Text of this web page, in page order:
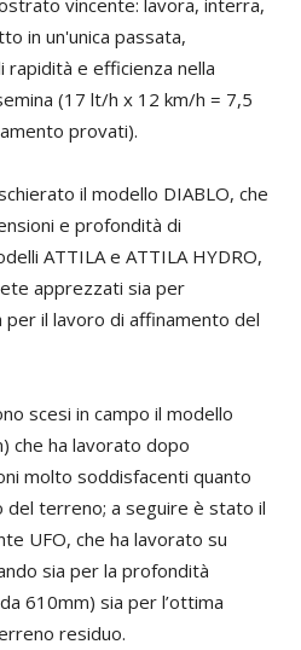
in un'unica passata,
e efficienza nella
(17 lt/h x 12 km/h = 7,5
provati).
il modello DIABLO, che
e profondità di
ATTILA e ATTILA HYDRO,
apprezzati sia per
per il lavoro di affinamento del
scesi in campo il modello
che ha lavorato dopo
molto soddisfacenti quanto
del terreno; a seguire è stato il
UFO, che ha lavorato su
sia per la profondità
610mm) sia per l’ottima
residuo.